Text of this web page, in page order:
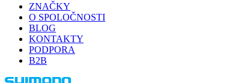
ZNAČKY
O SPOLOČNOSTI
BLOG
KONTAKTY
PODPORA
B2B